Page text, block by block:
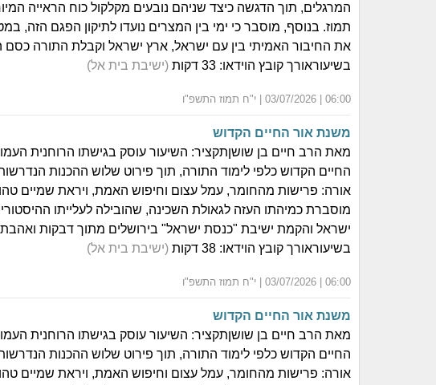
המרגלים, תוך הדגשה כיצד שניהם נובעים מקלקול כוח הראייה
תמוז. בנוסף, מוסבר כי ימי בין המצרים נועדו לתיקון הפגם הזה,
את החיבור האמיתי בין עם ישראל, ארץ ישראל וקבלת התורה כסם
בשיעוראורך קובץ הוידאו: 33 דקות
(ישיבת בית אל)
06:00 | 03/07/2026 | י"ח תמוז התשפ"ו
משנת אור החיים הקדוש
מאת הרב חיים בן שושןתקציר: השיעור עוסק בגישתו הרוחנית
החיים הקדוש כלפי לימוד התורה, תוך פירוט שלוש ההכנות
אורה: פרישות מהחומר, עמל עצום וחיפוש האמת, ויראת שמיים
מוסברת כמיהתו העזה לגאולת השכינה, שהובילה לעלייתו
ישראל והקמת ישיבת "כנסת ישראל" בירושלים מתוך דבקות
בשיעוראורך קובץ הוידאו: 38 דקות
(ישיבת בית אל)
06:00 | 03/07/2026 | י"ח תמוז התשפ"ו
משנת אור החיים הקדוש
מאת הרב חיים בן שושןתקציר: השיעור עוסק בגישתו הרוחנית
החיים הקדוש כלפי לימוד התורה, תוך פירוט שלוש ההכנות
אורה: פרישות מהחומר, עמל עצום וחיפוש האמת, ויראת שמיים